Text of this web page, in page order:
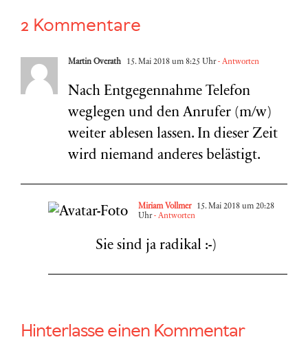
2 Kommentare
Martin Overath 15. Mai 2018 um 8:25 Uhr- Antworten
Nach Entgegennahme Telefon
weglegen und den Anrufer (m/w)
weiter ablesen lassen. In dieser Zeit
wird niemand anderes belästigt.
Miriam Vollmer
15. Mai 2018 um 20:28
Uhr- Antworten
Sie sind ja radikal :-)
Hinterlasse einen Kommentar